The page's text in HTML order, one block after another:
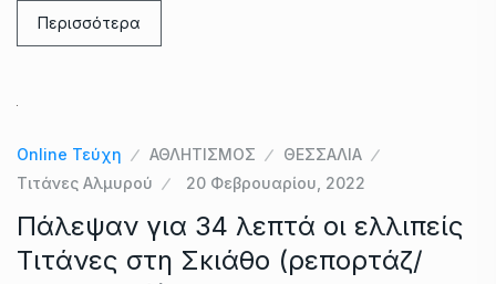
Περισσότερα
Online Τεύχη ΑΘΛΗΤΙΣΜΟΣ
ΘΕΣΣΑΛΙΑ
Τιτάνες Αλμυρού
20 Φεβρουαρίου, 2022
Πάλεψαν για 34 λεπτά οι ελλιπείς
Τιτάνες στη Σκιάθο (ρεπορτάζ/